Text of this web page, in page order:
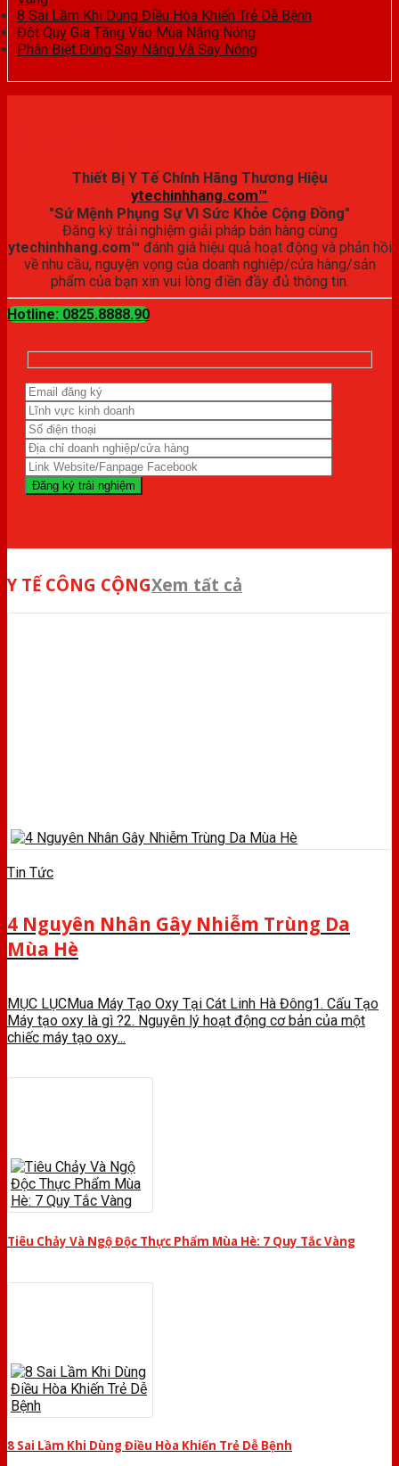
8 Sai Lầm Khi Dùng Điều Hòa Khiến Trẻ Dễ Bệnh
Đột Quỵ Gia Tăng Vào Mùa Nắng Nóng
Phân Biệt Đúng Say Nắng Và Say Nóng
Thiết Bị Y Tế Chính Hãng Thương Hiệu
ytechinhhang.com™
"Sứ Mệnh Phụng Sự Vì Sức Khỏe Cộng Đồng"
Đăng ký trải nghiệm giải pháp bán hàng cùng
ytechinhhang.com™ đánh giá hiệu quả hoạt động và phản hồi
về nhu cầu, nguyện vọng của doanh nghiệp/cửa hàng/sản
phẩm của bạn xin vui lòng điền đầy đủ thông tin.
Hotline: 0825.8888.90
Y TẾ CÔNG CỘNGXem tất cả
Tin Tức
4 Nguyên Nhân Gây Nhiễm Trùng Da
Mùa Hè
MỤC LỤCMua Máy Tạo Oxy Tại Cát Linh Hà Đông1. Cấu Tạo
Máy tạo oxy là gì ?2. Nguyên lý hoạt động cơ bản của một
chiếc máy tạo oxy...
Tiêu Chảy Và Ngộ Độc Thực Phẩm Mùa Hè: 7 Quy Tắc Vàng
8 Sai Lầm Khi Dùng Điều Hòa Khiến Trẻ Dễ Bệnh